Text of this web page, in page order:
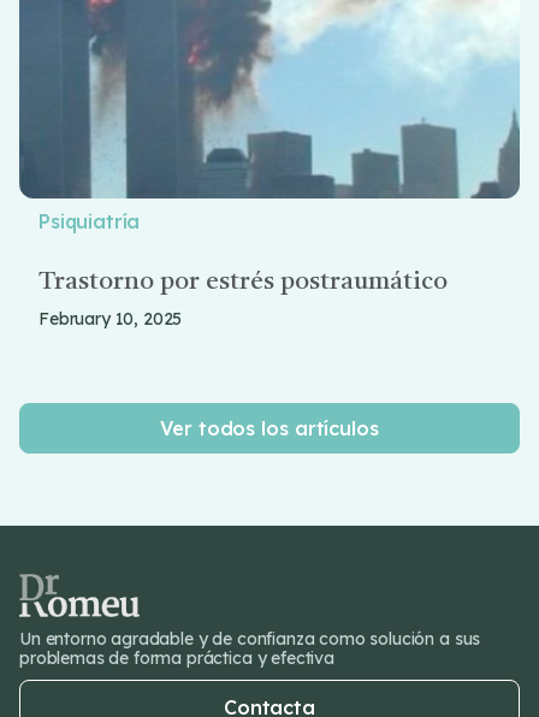
Psiquiatría
Trastorno por estrés postraumático
February 10, 2025
Ver todos los artículos
Un entorno agradable y de confianza como solución a sus
problemas de forma práctica y efectiva
Contacta